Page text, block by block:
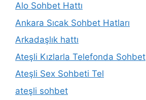
Alo Sohbet Hattı
Ankara Sıcak Sohbet Hatları
Arkadaşlık hattı
Ateşli Kızlarla Telefonda Sohbet
Ateşli Sex Sohbeti Tel
ateşli sohbet